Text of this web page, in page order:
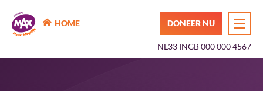
MAX Maakt Mogelijk
HOME DONEER NU
NL33 INGB 000 000 4567